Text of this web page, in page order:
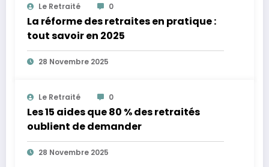
Le Retraité 0
La réforme des retraites en pratique :
tout savoir en 2025
28 Novembre 2025
Le Retraité 0
Les 15 aides que 80 % des retraités
oublient de demander
28 Novembre 2025